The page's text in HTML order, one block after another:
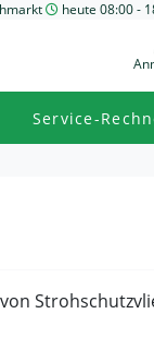
heute 08:00 -
Service-